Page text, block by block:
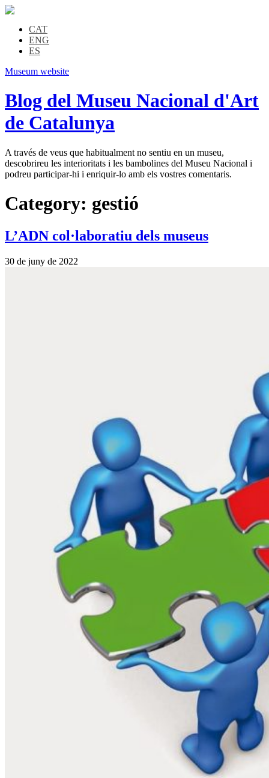
CAT
ENG
ES
Museum website
Blog del Museu Nacional d'Art
de Catalunya
A través de veus que habitualment no sentiu en un museu,
descobrireu les interioritats i les bambolines del Museu Nacional i
podreu participar-hi i enriquir-lo amb els vostres comentaris.
Category: gestió
L’ADN col·laboratiu dels museus
30 de juny de 2022